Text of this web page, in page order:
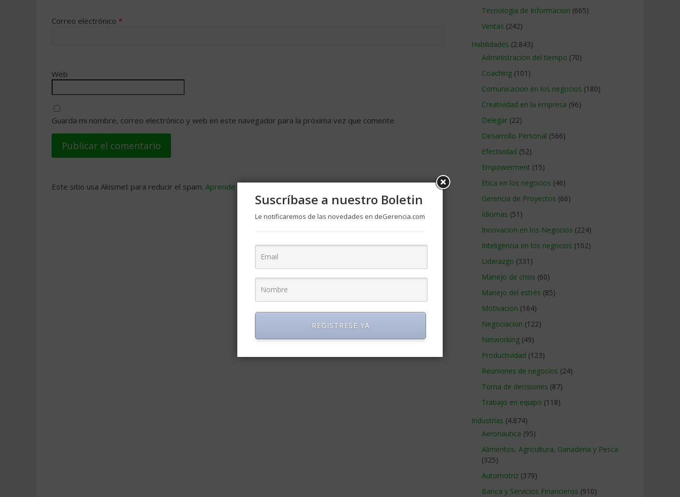
Correo electrónico *
Web
Guarda mi nombre, correo electrónico y web en este navegador para la próxima vez que comente.
Este sitio usa Akismet para reducir el spam. Aprende cómo se procesan los datos de tus comentarios
Tecnologia de Informacion (665)
Ventas (242)
Habilidades (2.843)
Administracion del tiempo (70)
Coaching (101)
Comunicacion en los negocios (180)
Creatividad en la empresa (96)
Delegar (22)
Desarrollo Personal (566)
Efectividad (52)
Empowerment (15)
Etica en los negocios (46)
Gerencia de Proyectos (66)
Idiomas (51)
Innovacion en los Negocios (224)
Inteligencia en los negocios (102)
Liderazgo (331)
Manejo de crisis (60)
Manejo del estrés (85)
Motivacion (164)
Negociacion (122)
Networking (49)
Productividad (123)
Reuniones de negocios (24)
Toma de decisiones (87)
Trabajo en equipo (118)
Industrias (4.874)
Aeronautica (95)
Alimentos, Agricultura, Ganaderia y Pesca
(325)
Automotriz (379)
Banca y Servicios Financieros (910)
Suscríbase a nuestro Boletin
Le notificaremos de las novedades en deGerencia.com
REGISTRESE YA